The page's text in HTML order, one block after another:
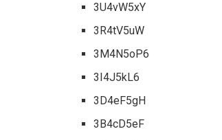
3U4vW5xY
3R4tV5uW
3M4N5oP6
3I4J5kL6
3D4eF5gH
3B4cD5eF